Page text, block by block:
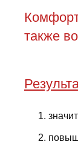
также